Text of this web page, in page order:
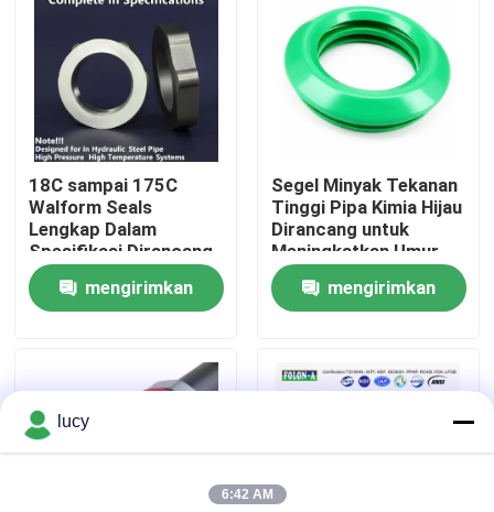
Video
Tentang kita
Wisata pabrik
Kontrol kualitas
Hubungi kami
Semua Kasus
18C sampai 175C
Walform Seals
Lengkap Dalam
Spesifikasi Dirancang
untuk dalam pipa baja
hidrolik Tekanan
Tinggi Sistem Suhu
mengirimkan
Segel Minyak Tekanan
Tinggi Pipa Kimia Hijau
Dirancang untuk
Meningkatkan Umur
Peralatan dan
Mengurangi Frekuensi
Perawatan
mengirimkan
lucy
6:42 AM